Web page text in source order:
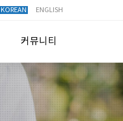
KOREAN ENGLISH
커뮤니티